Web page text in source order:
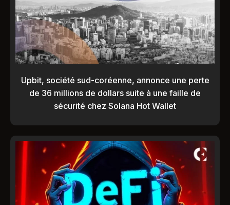
Upbit, société sud-coréenne, annonce une perte
de 36 millions de dollars suite à une faille de
sécurité chez Solana Hot Wallet